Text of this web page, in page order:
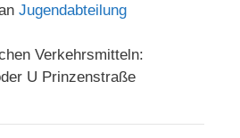
Jugendabteilung
Verkehrsmitteln:
U Prinzenstraße